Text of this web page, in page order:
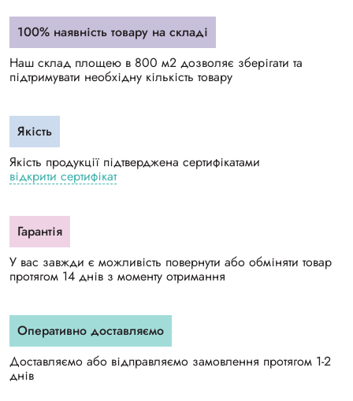
100% наявність товару на складі
Наш склад площею в 800 м2 дозволяє зберігати та
підтримувати необхідну кількість товару
Якість
Якість продукції підтверджена сертифікатами
відкрити сертифікат
Гарантія
У вас завжди є можливість повернути або обміняти товар
протягом 14 днів з моменту отримання
Оперативно доставляємо
Доставляємо або відправляємо замовлення протягом 1-2
днів